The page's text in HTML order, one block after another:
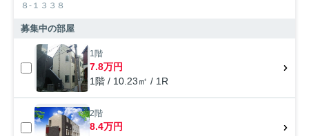
８-１３３８
募集中の部屋
1階
7.8万円
1階 / 10.23㎡ / 1R
2階
8.4万円